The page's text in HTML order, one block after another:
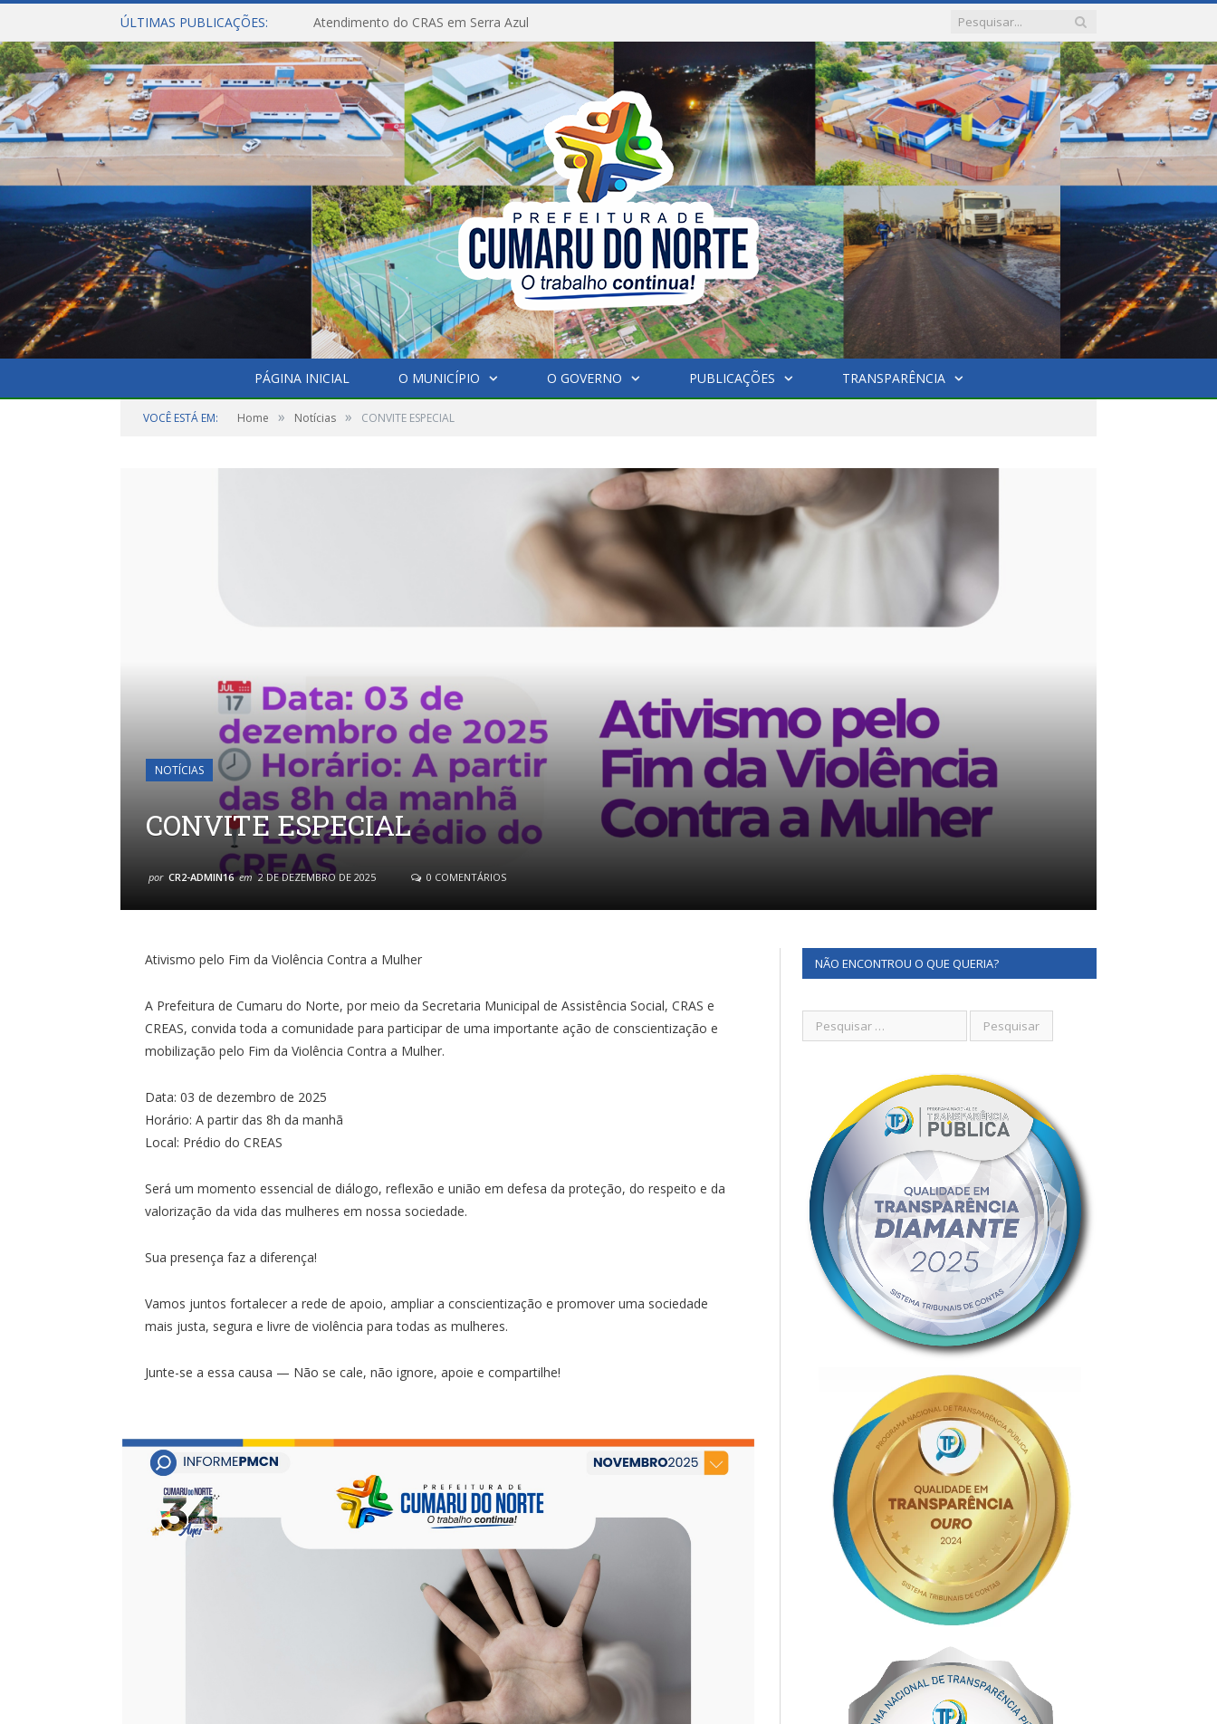
ÚLTIMAS PUBLICAÇÕES: Atendimento do CRAS em Serra Azul
PÁGINA INICIAL O MUNICÍPIO O GOVERNO PUBLICAÇÕES TRANSPARÊNCIA
VOCÊ ESTÁ EM: Home » Notícias » CONVITE ESPECIAL
NOTÍCIAS
CONVITE ESPECIAL
por CR2-ADMIN16 em 2 DE DEZEMBRO DE 2025 0 COMENTÁRIOS
Ativismo pelo Fim da Violência Contra a Mulher
A Prefeitura de Cumaru do Norte, por meio da Secretaria Municipal de Assistência Social, CRAS e
CREAS, convida toda a comunidade para participar de uma importante ação de conscientização e
mobilização pelo Fim da Violência Contra a Mulher.
Data: 03 de dezembro de 2025
Horário: A partir das 8h da manhã
Local: Prédio do CREAS
Será um momento essencial de diálogo, reflexão e união em defesa da proteção, do respeito e da
valorização da vida das mulheres em nossa sociedade.
Sua presença faz a diferença!
Vamos juntos fortalecer a rede de apoio, ampliar a conscientização e promover uma sociedade
mais justa, segura e livre de violência para todas as mulheres.
Junte-se a essa causa — Não se cale, não ignore, apoie e compartilhe!
NÃO ENCONTROU O QUE QUERIA?